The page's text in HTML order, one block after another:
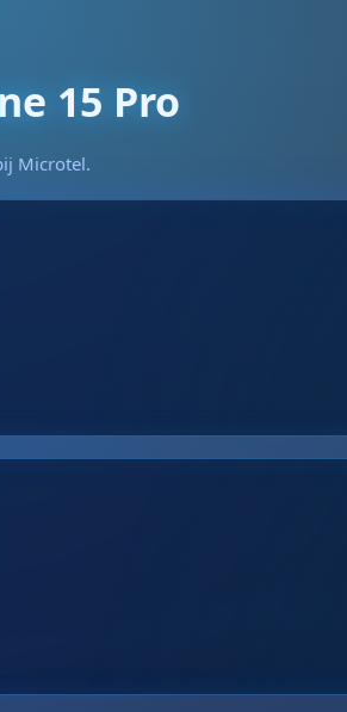
15 Pro
Microtel.